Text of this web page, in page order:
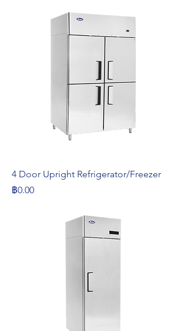
4 Door Upright Refrigerator/Freezer
ราคา
฿0.00